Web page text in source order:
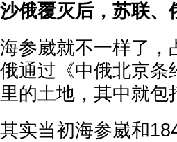
沙俄覆灭后，苏联、
海参崴就不一样了，
俄通过《中俄北京条
里的土地，其中就包
其实当初海参崴和